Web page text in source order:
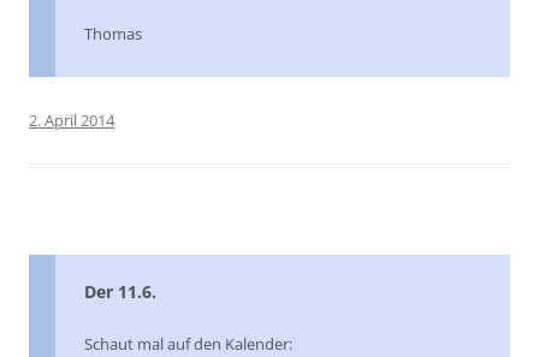
Thomas
2. April 2014
Der 11.6.
Schaut mal auf den Kalender: